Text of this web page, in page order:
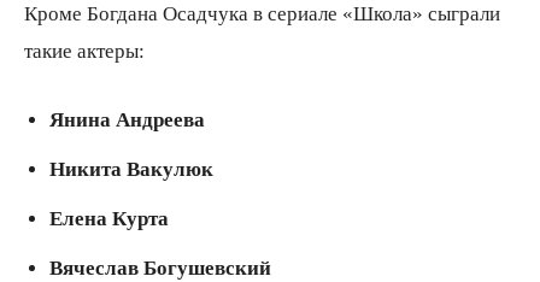
Кроме Богдана Осадчука в сериале «Школа» сыграли
такие актеры:
Янина Андреева
Никита Вакулюк
Елена Курта
Вячеслав Богушевский